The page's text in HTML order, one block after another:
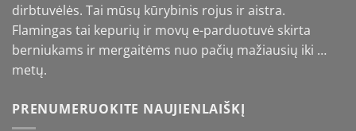
dirbtuvėlės. Tai mūsų kūrybinis rojus ir aistra.
Flamingas tai kepurių ir movų e-parduotuvė skirta
berniukams ir mergaitėms nuo pačių mažiausių iki …
metų.
PRENUMERUOKITE NAUJIENLAIŠKĮ